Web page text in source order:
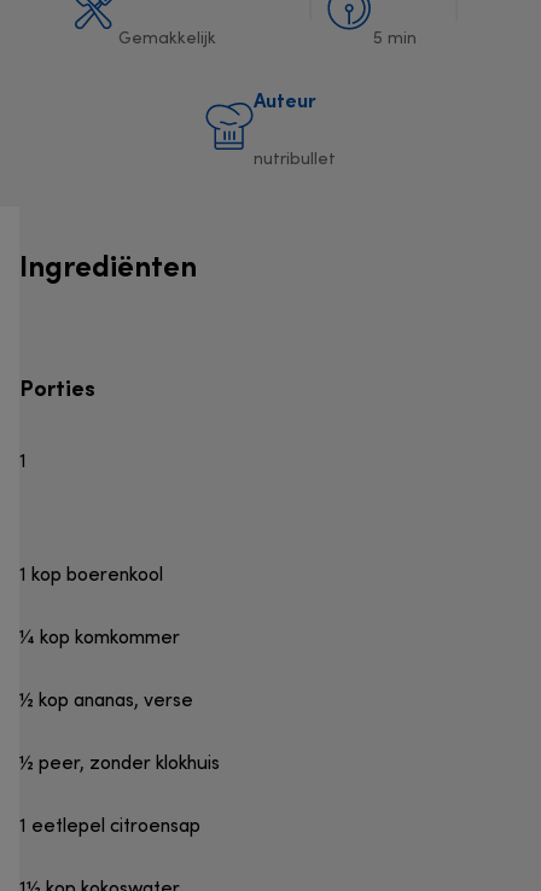
Gemakkelijk 5 min
Auteur
nutribullet
Ingrediënten
Porties
1
1 kop boerenkool
¼ kop komkommer
½ kop ananas, verse
½ peer, zonder klokhuis
1 eetlepel citroensap